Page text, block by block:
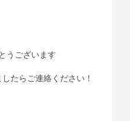
うございます
たらご連絡ください！